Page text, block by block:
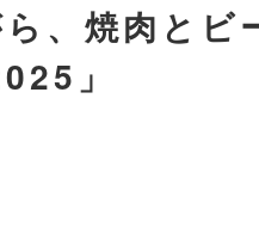
、焼肉とビ
」